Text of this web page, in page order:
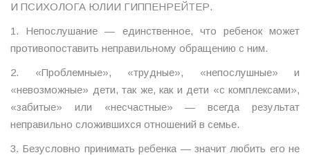
И ПСИХОЛОГА ЮЛИИ ГИППЕНРЕЙТЕР.
1. Непослушание — единственное, что ребенок может
противопоставить неправильному обращению с ним.
2. «Проблемные», «трудные», «непослушные» и
«невозможные» дети, так же, как и дети «с комплексами»,
«забитые» или «несчастные» — всегда результат
неправильно сложившихся отношений в семье.
3. Безусловно принимать ребенка — значит любить его не